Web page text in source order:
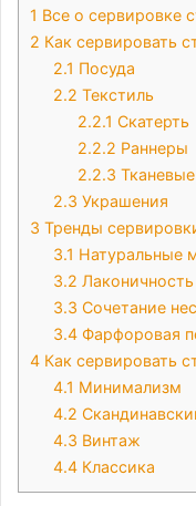
1 Все о сервировке
2 Как сервировать
2.1 Посуда
2.2 Текстиль
2.2.1 Скатерть
2.2.2 Раннеры
2.2.3
2.3 Украшения
3 Тренды
3.1 Натуральные
3.2 Лаконичность
3.3 Сочетание
3.4 Фарфоровая
4 Как сервировать
4.1 Минимализм
4.2
4.3 Винтаж
4.4 Классика